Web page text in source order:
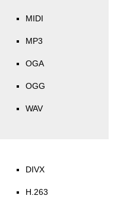
MIDI
MP3
OGA
OGG
WAV
DIVX
H.263